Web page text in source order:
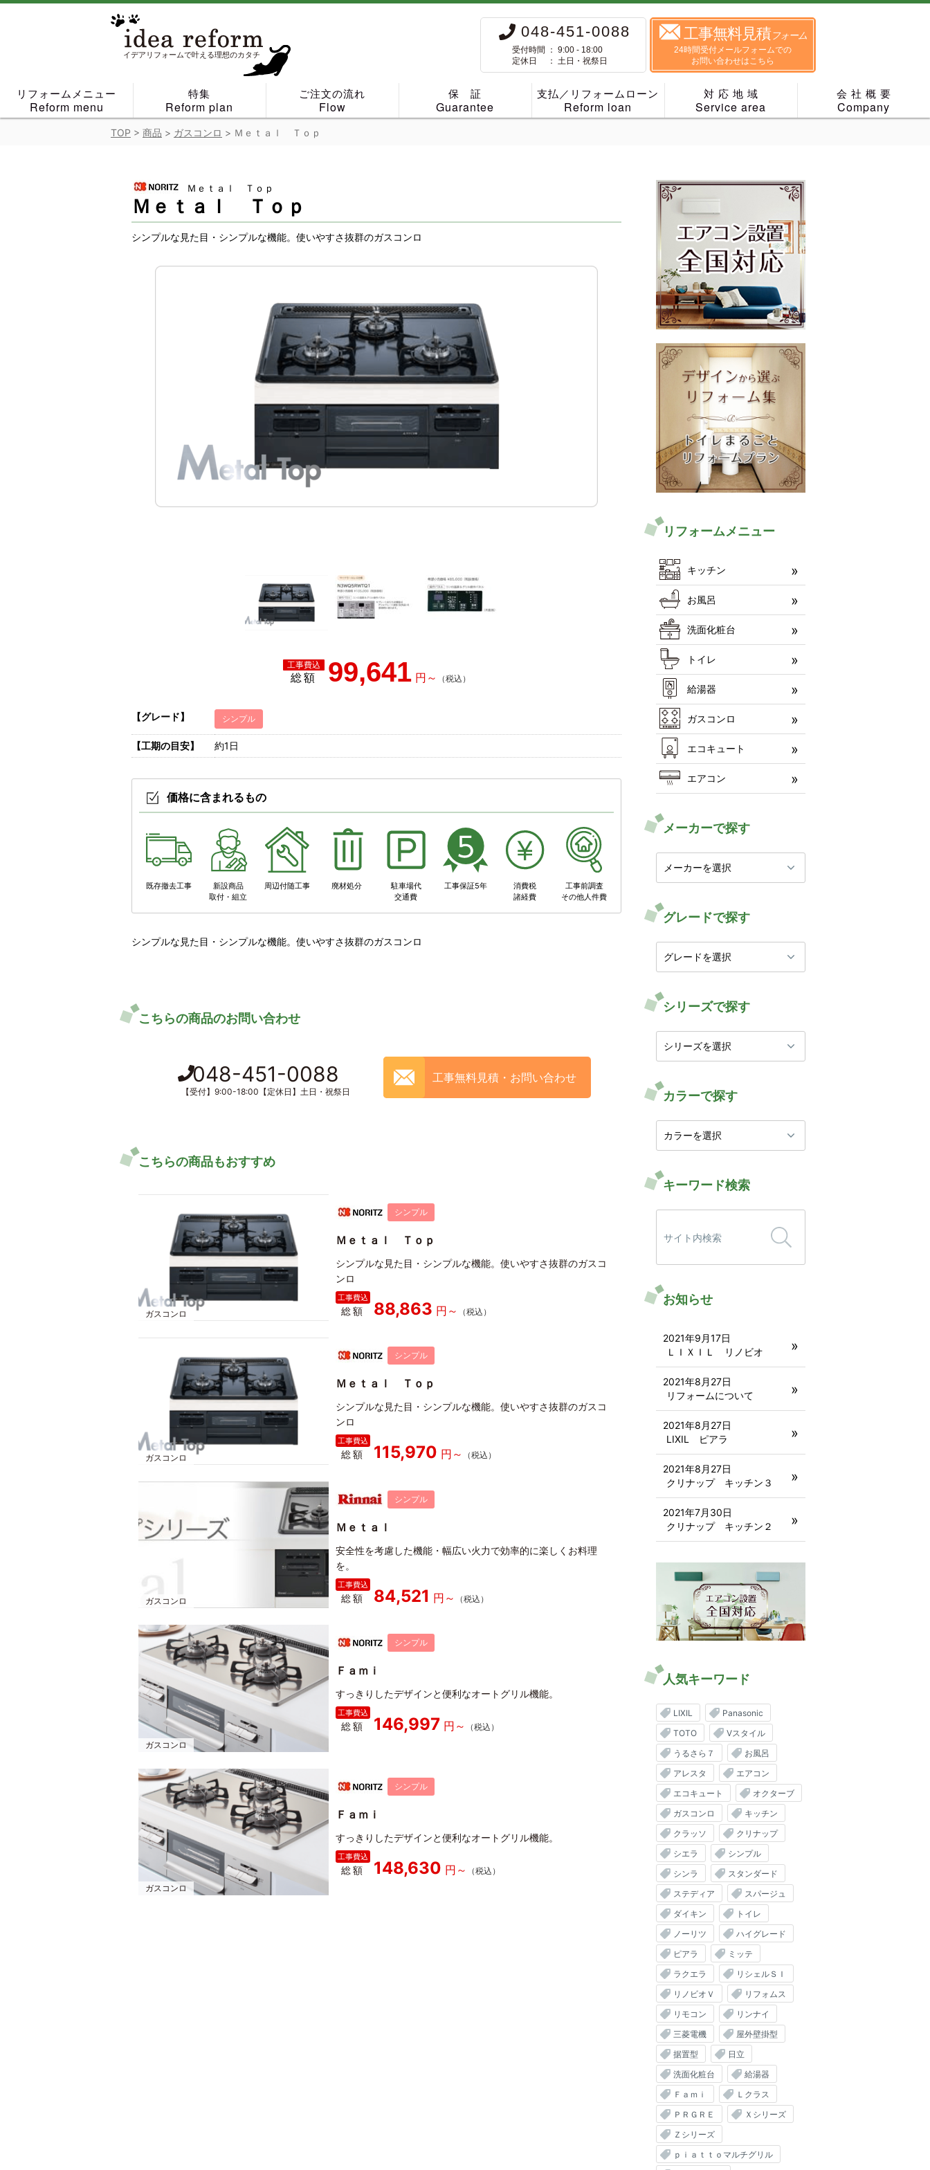
Skip
イデアリフォームで叶える理想のカタチ
048-451-0088
受付時間 ： 9:00 - 18:00
定休日 ： 土日・祝祭日
工事無料見積フォーム
24時間受付メールフォームでの
お問い合わせはこちら
リフォームメニュー
Reform menu
特集
Reform plan
ご注文の流れ
Flow
保 証
Guarantee
支払／リフォームローン
Reform loan
対 応 地 域
Service area
会 社 概 要
Company
TOP > 商品 > ガスコンロ > Ｍｅｔａｌ Ｔｏｐ
Ｍｅｔａｌ Ｔｏｐ
Ｍｅｔａｌ Ｔｏｐ
シンプルな見た目・シンプルな機能。使いやすさ抜群のガスコンロ
総額 99,641
【グレード】 シンプル
【工期の目安】 約1日
価格に含まれるもの
既存撤去工事
新設商品
取付・組立
周辺付随工事 廃材処分
駐車場代
交通費
工事保証5年
消費税
諸経費
工事前調査
その他人件費
シンプルな見た目・シンプルな機能。使いやすさ抜群のガスコンロ
こちらの商品のお問い合わせ
048-451-0088
【受付】9:00-18:00【定休日】土日・祝祭日
工事無料見積・お問い合わせ
こちらの商品もおすすめ
シンプル
Ｍｅｔａｌ Ｔｏｐ
シンプルな見た目・シンプルな機能。使いやすさ抜群のガスコ
ンロ
総額 88,863
シンプル
Ｍｅｔａｌ Ｔｏｐ
シンプルな見た目・シンプルな機能。使いやすさ抜群のガスコ
ンロ
総額 115,970
シンプル
Ｍｅｔａｌ
安全性を考慮した機能・幅広い火力で効率的に楽しくお料理
を。
総額 84,521
シンプル
Ｆａｍｉ
すっきりしたデザインと便利なオートグリル機能。
総額 146,997
シンプル
Ｆａｍｉ
すっきりしたデザインと便利なオートグリル機能。
総額 148,630
リフォームメニュー
キッチン
お風呂
洗面化粧台
トイレ
給湯器
ガスコンロ
エコキュート
エアコン
メーカーで探す
グレードで探す
シリーズで探す
カラーで探す
キーワード検索
お知らせ
ＬＩＸＩＬ リノビオ
2021年9月17日
リフォームについて
2021年8月27日
LIXIL ピアラ
2021年8月27日
クリナップ キッチン３
2021年8月27日
クリナップ キッチン２
2021年7月30日
人気キーワード
LIXIL
Panasonic
TOTO
Vスタイル
うるさら７
お風呂
アレスタ
エアコン
エコキュート
オクターブ
ガスコンロ
キッチン
クラッソ
クリナップ
シエラ
シンプル
シンラ
スタンダード
ステディア
スパージュ
ダイキン
トイレ
ノーリツ
ハイグレード
ピアラ
ミッテ
ラクエラ
リシェルＳＩ
リノビオＶ
リフォムス
リモコン
リンナイ
三菱電機
屋外壁掛型
据置型
日立
洗面化粧台
給湯器
Ｆａｍｉ
Ｌクラス
ＰＲＧＲＥ
Ｘシリーズ
Ｚシリーズ
ｐｉａｔｔｏマルチグリル